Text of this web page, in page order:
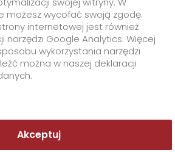
biologicznych
dla badań klinicznych
koni
Industry
transportowe
Poznań
59
możesz wycofać swoją zgodę.
internetowej jest również
narzędzi Google Analytics. Więcej
wykorzystania narzędzi
można w naszej deklaracji
Akceptuj